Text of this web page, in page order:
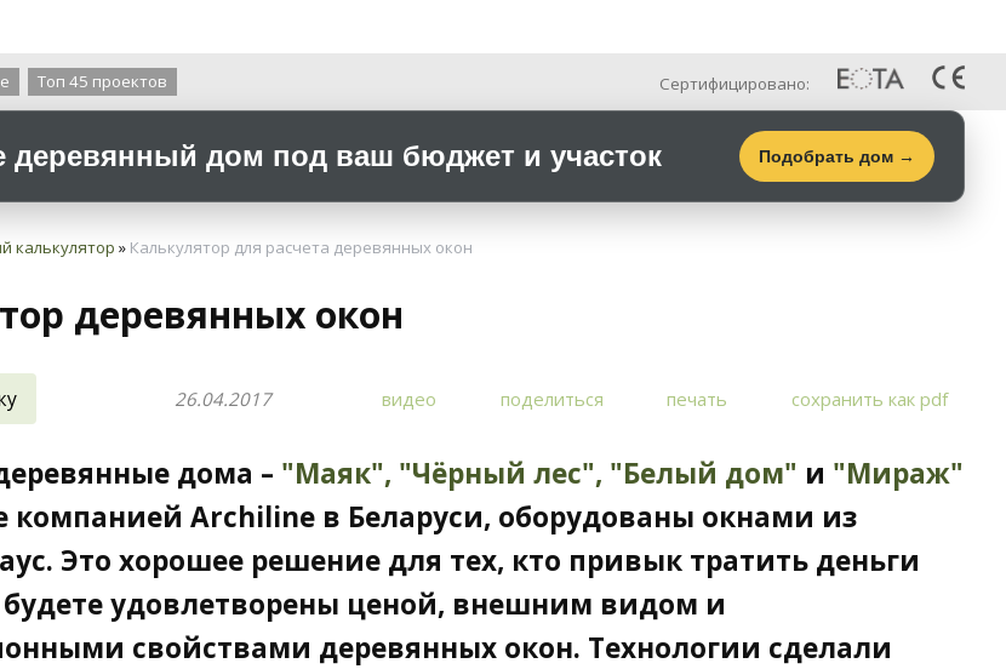
Топ 45 проектов Сертифицировано:
деревянный дом под ваш бюджет и участок Подобрать дом →
калькулятор » Калькулятор для расчета деревянных окон
деревянных окон
26.04.2017 видео поделиться печать сохранить как pdf
дома – "Маяк", "Чёрный лес", "Белый дом" и "Мираж"
компанией Archiline в Беларуси, оборудованы окнами из
Это хорошее решение для тех, кто привык тратить деньги
удовлетворены ценой, внешним видом и
свойствами деревянных окон. Технологии сделали